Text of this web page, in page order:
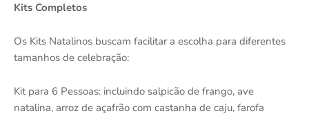
Kits Completos
Os Kits Natalinos buscam facilitar a escolha para diferentes
tamanhos de celebração:
Kit para 6 Pessoas: incluindo salpicão de frango, ave
natalina, arroz de açafrão com castanha de caju, farofa